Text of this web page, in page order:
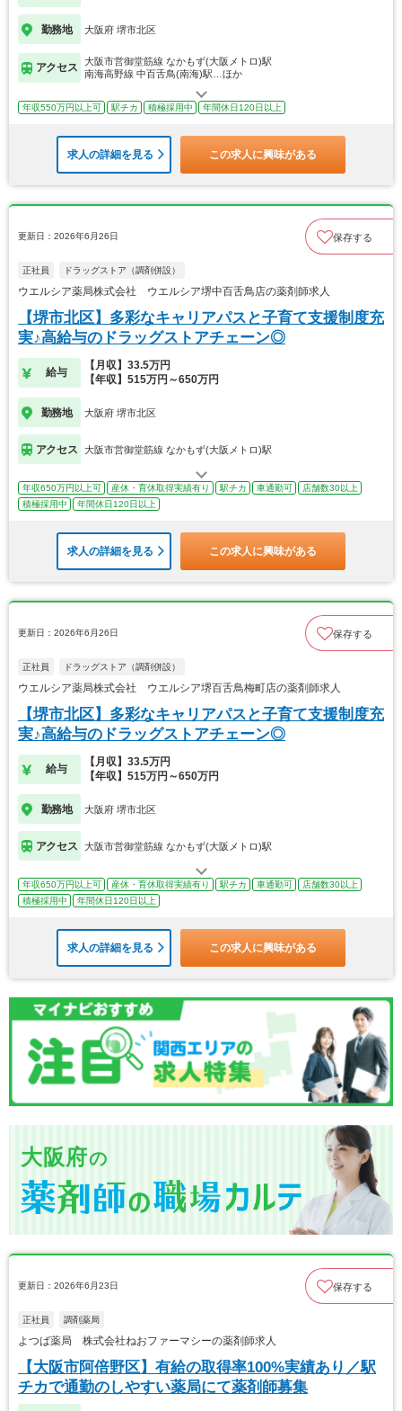
勤務地 大阪府 堺市北区
アクセス
大阪市営御堂筋線 なかもず(大阪メトロ)駅
南海高野線 中百舌鳥(南海)駅…ほか
年収550万円以上可 駅チカ 積極採用中 年間休日120日以上
求人の詳細を見る この求人に興味がある
更新日：2026年6月26日 保存する
正社員 ドラッグストア（調剤併設）
ウエルシア薬局株式会社 ウエルシア堺中百舌鳥店の薬剤師求人
【堺市北区】多彩なキャリアパスと子育て支援制度充
実♪高給与のドラッグストアチェーン◎
給与
【月収】33.5万円
【年収】515万円～650万円
勤務地 大阪府 堺市北区
アクセス 大阪市営御堂筋線 なかもず(大阪メトロ)駅
年収650万円以上可 産休・育休取得実績有り 駅チカ 車通勤可
店舗数30以上
積極採用中
年間休日120日以上
求人の詳細を見る この求人に興味がある
更新日：2026年6月26日 保存する
正社員 ドラッグストア（調剤併設）
ウエルシア薬局株式会社 ウエルシア堺百舌鳥梅町店の薬剤師求人
【堺市北区】多彩なキャリアパスと子育て支援制度充
実♪高給与のドラッグストアチェーン◎
給与
【月収】33.5万円
【年収】515万円～650万円
勤務地 大阪府 堺市北区
アクセス 大阪市営御堂筋線 なかもず(大阪メトロ)駅
年収650万円以上可 産休・育休取得実績有り 駅チカ 車通勤可
店舗数30以上
積極採用中
年間休日120日以上
求人の詳細を見る この求人に興味がある
大阪府の
更新日：2026年6月23日 保存する
正社員 調剤薬局
よつば薬局 株式会社ねおファーマシーの薬剤師求人
【大阪市阿倍野区】有給の取得率100%実績あり／駅
チカで通勤のしやすい薬局にて薬剤師募集